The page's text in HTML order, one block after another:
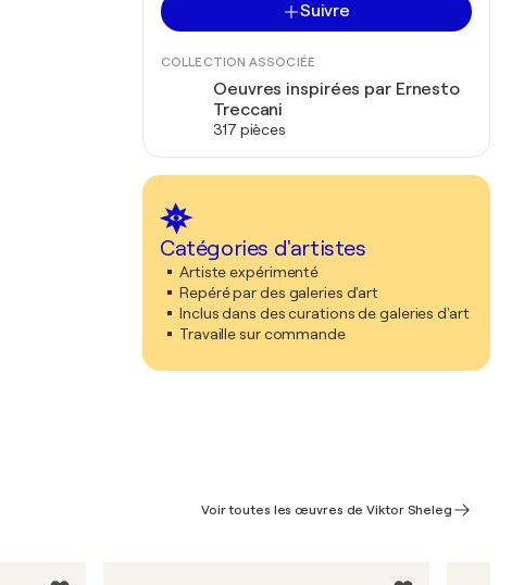
Suivre
COLLECTION ASSOCIÉE
Oeuvres inspirées par Ernesto
Treccani
317 pièces
Catégories d'artistes
Artiste expérimenté
Repéré par des galeries d'art
Inclus dans des curations de galeries d'art
Travaille sur commande
Voir toutes les œuvres de Viktor Sheleg